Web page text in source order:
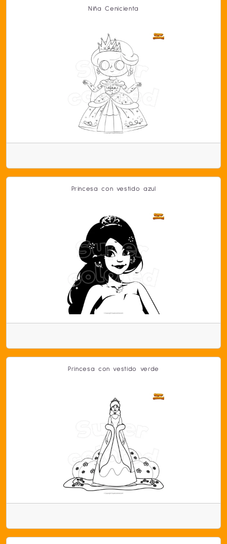
Niña Cenicienta
Princesa con vestido azul
Princesa con vestido verde